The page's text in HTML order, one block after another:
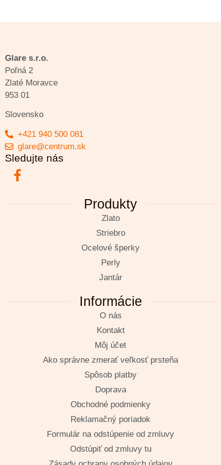
Glare s.r.o.
Poľná 2
Zlaté Moravce
953 01
Slovensko
+421 940 500 081
glare@centrum.sk
Sledujte nás
Produkty
Zlato
Striebro
Ocelové šperky
Perly
Jantár
Informácie
O nás
Kontakt
Môj účet
Ako správne zmerať veľkosť prsteňa
Spôsob platby
Doprava
Obchodné podmienky
Reklamačný poriadok
Formulár na odstúpenie od zmluvy
Odstúpiť od zmluvy tu